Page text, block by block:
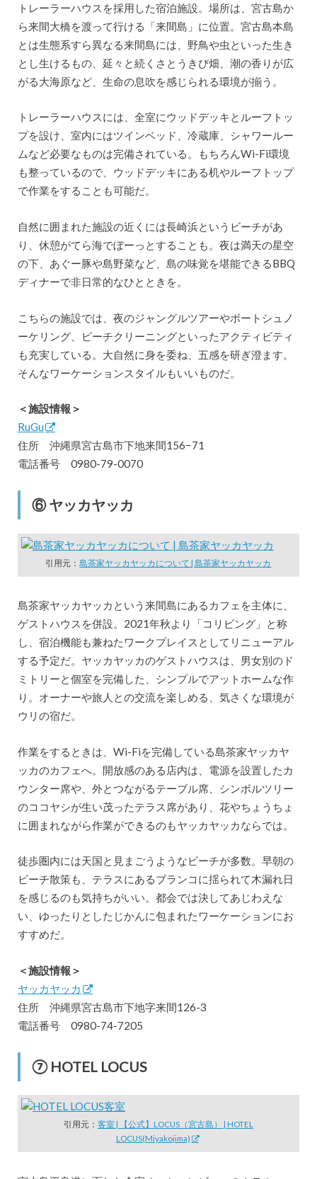
トレーラーハウスを採用した宿泊施設。場所は、宮古島か
ら来間大橋を渡って行ける「来間島」に位置。宮古島本島
とは生態系すら異なる来間島には、野鳥や虫といった生き
とし生けるもの、延々と続くさとうきび畑、潮の香りが広
がる大海原など、生命の息吹を感じられる環境が揃う。
トレーラーハウスには、全室にウッドデッキとルーフトッ
プを設け、室内にはツインベッド、冷蔵庫、シャワールー
ムなど必要なものは完備されている。もちろんWi-Fi環境
も整っているので、ウッドデッキにある机やルーフトップ
で作業をすることも可能だ。
自然に囲まれた施設の近くには長崎浜というビーチがあ
り、休憩がてら海でぼーっとすることも。夜は満天の星空
の下、あぐー豚や島野菜など、島の味覚を堪能できるBBQ
ディナーで非日常的なひとときを。
こちらの施設では、夜のジャングルツアーやボートシュノ
ーケリング、ビーチクリーニングといったアクティビティ
も充実している。大自然に身を委ね、五感を研ぎ澄ます。
そんなワーケーションスタイルもいいものだ。
＜施設情報＞
RuGu
住所 沖縄県宮古島市下地来間156−71
電話番号 0980-79-0070
⑥ ヤッカヤッカ
引用元：島茶家ヤッカヤッカについて | 島茶家ヤッカヤッカ
島茶家ヤッカヤッカという来間島にあるカフェを主体に、
ゲストハウスを併設。2021年秋より「コリビング」と称
し、宿泊機能も兼ねたワークプレイスとしてリニューアル
する予定だ。ヤッカヤッカのゲストハウスは、男女別のド
ミトリーと個室を完備した、シンプルでアットホームな作
り。オーナーや旅人との交流を楽しめる、気さくな環境が
ウリの宿だ。
作業をするときは、Wi-Fiを完備している島茶家ヤッカヤ
ッカのカフェへ。開放感のある店内は、電源を設置したカ
ウンター席や、外とつながるテーブル席、シンボルツリー
のココヤシが生い茂ったテラス席があり、花やちょうちょ
に囲まれながら作業ができるのもヤッカヤッカならでは。
徒歩圏内には天国と見まごうようなビーチが多数。早朝の
ビーチ散策も、テラスにあるブランコに揺られて木漏れ日
を感じるのも気持ちがいい。都会では決してあじわえな
い、ゆったりとしたじかんに包まれたワーケーションにお
すすめだ。
＜施設情報＞
ヤッカヤッカ
住所 沖縄県宮古島市下地字来間126-3
電話番号 0980-74-7205
⑦ HOTEL LOCUS
引用元： 客室 | 【公式】LOCUS（宮古島） | HOTEL
LOCUS(Miyakojima)